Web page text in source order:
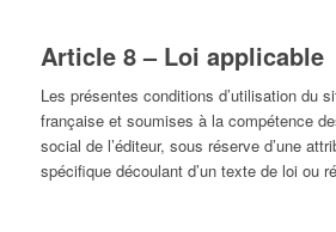
Article 8 – Loi applicable
Les présentes conditions d’utilisation du
française et soumises à la compétence
social de l’éditeur, sous réserve d’une
spécifique découlant d’un texte de loi ou